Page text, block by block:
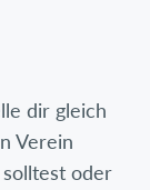
dir gleich
Verein
oder